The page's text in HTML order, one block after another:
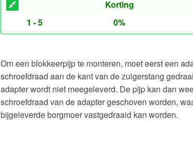
Korting
1 - 5
0%
Om een blokkeerpijp te monteren, moet eerst een
schroefdraad aan de kant van de zuigerstang
adapter wordt niet meegeleverd. De pijp kan dan
schroefdraad van de adapter geschoven worden,
bijgeleverde borgmoer vastgedraaid kan worden.